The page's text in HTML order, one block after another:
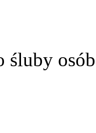
śluby